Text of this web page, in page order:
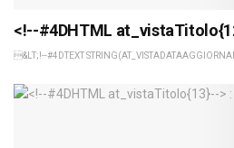
<!--#4DHTML
&LT;!--#4DTEXT